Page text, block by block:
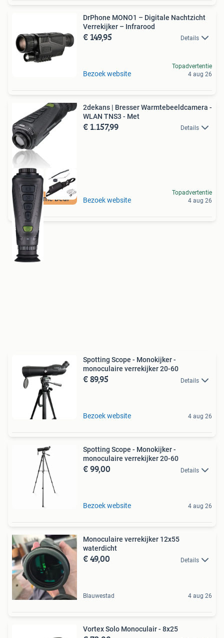
DrPhone MONO1 – Digitale Nachtzicht
Verrekijker – Infrarood
€ 149,95 Details
Bezoek website
Topadvertentie
4 aug 26
Duurzame Deal
2dekans | Bresser Warmtebeeldcamera -
WLAN TNS3 - Met
€ 1.157,99 Details
Bezoek website
Topadvertentie
4 aug 26
Spotting Scope - Monokijker -
monoculaire verrekijker 20-60
€ 89,95 Details
Bezoek website 4 aug 26
Spotting Scope - Monokijker -
monoculaire verrekijker 20-60
€ 99,00 Details
Bezoek website 4 aug 26
Monoculaire verrekijker 12x55
waterdicht
€ 49,00 Details
Blauwestad 4 aug 26
Vortex Solo Monoculair - 8x25